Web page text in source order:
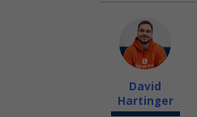
David
Hartinger